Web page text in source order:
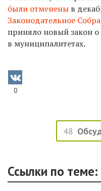
были отменены в
Законодательное
приняло новый закон
в муниципалитетах.
0
48
Ссылки по теме: